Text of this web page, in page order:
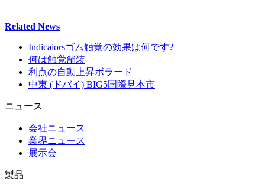
Related News
Indicaiorsゴム触覚の効果は何です?
何は触覚舗装
利点の自動上昇ボラード
中東 (ドバイ) BIG5国際見本市
ニュース
会社ニュース
業界ニュース
展示会
製品